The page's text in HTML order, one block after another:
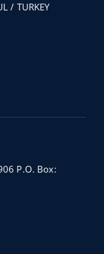
/ TURKEY
P.O. Box: